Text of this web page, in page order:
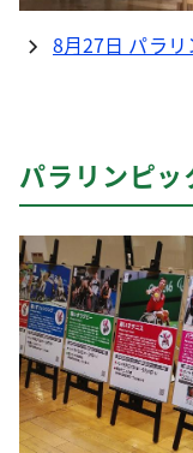
8月27日 パラ
パラリンピ